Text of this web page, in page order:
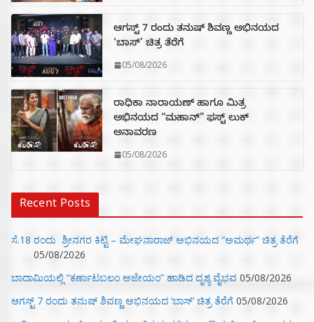
ಆಗಸ್ಟ್ 7 ರಂದು ತನುಷ್ ಶಿವಣ್ಣ ಅಭಿನಯದ
‘ಬಾಸ್’ ಚಿತ್ರ ತೆರೆಗೆ
05/08/2026
ರಾಧಿಕಾ ನಾರಾಯಣ್ ಹಾಗೂ ಮಿತ್ರ
ಅಭಿನಯದ “ಮಹಾನ್” ಫಸ್ಟ್ ಲುಕ್
ಅನಾವರಣ
05/08/2026
Recent Posts
ಸೆ.18 ರಂದು ಶ್ರೀನಗರ ಕಿಟ್ಟಿ – ಮೇಘನಾರಾಜ್ ಅಭಿನಯದ “ಅಮರ್ಥ” ಚಿತ್ರ ತೆರೆಗೆ
05/08/2026
ಬಾದಾಮಿಯಲ್ಲಿ “ಕರ್ಣಾಟಬಲಂ ಅಜೇಯಂ” ಹಾಡಿದ ದೃಶ್ಯ ವೈಭವ 05/08/2026
ಆಗಸ್ಟ್ 7 ರಂದು ತನುಷ್ ಶಿವಣ್ಣ ಅಭಿನಯದ ‘ಬಾಸ್’ ಚಿತ್ರ ತೆರೆಗೆ 05/08/2026